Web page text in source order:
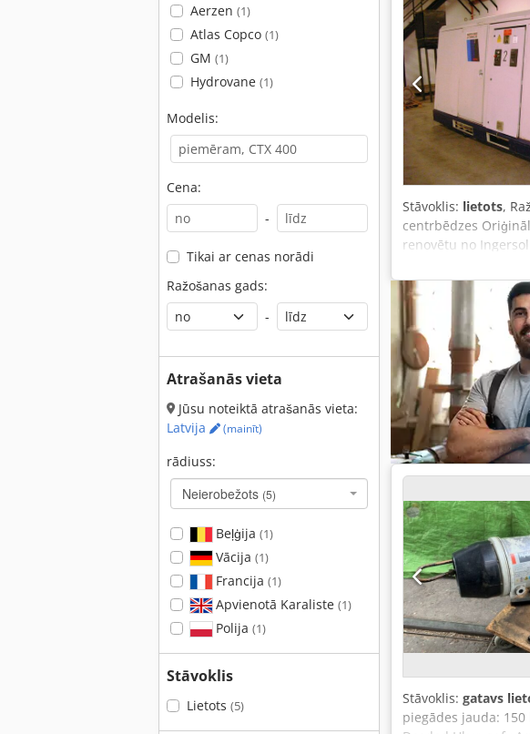
Aerzen (1)
Atlas Copco (1)
GM (1)
Hydrovane (1)
Modelis:
Cena:
-
Tikai ar cenas norādi
Ražošanas gads:
-
Atrašanās vieta
Jūsu noteiktā atrašanās vieta:
Latvija
(mainīt)
rādiuss:
Neierobežots (5)
Beļģija (1)
Vācija (1)
Francija (1)
Apvienotā Karaliste (1)
Polija (1)
Stāvoklis
Lietots (5)
Stāvoklis: lietots,
centrbēdzes
renovētu no
uzglabāta.
iekārtas stāvokli un
Ieplūdes
kPa Dzesēšanas
Nominālais
Stāvoklis: gatavs
piegādes jauda: